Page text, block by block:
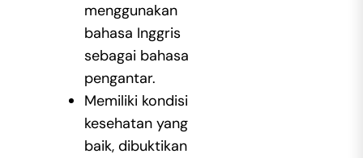
menggunakan
bahasa Inggris
sebagai bahasa
pengantar.
Memiliki kondisi
kesehatan yang
baik, dibuktikan